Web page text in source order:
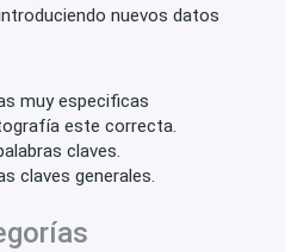
nuevos datos
muy especificas
este correcta.
claves.
claves generales.